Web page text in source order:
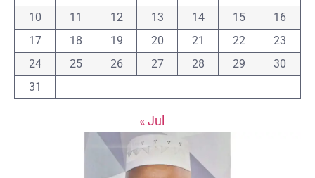
10
11 12 13 14 15
16
17
18 19 20 21 22
23
24
25 26 27 28 29
30
31
« Jul